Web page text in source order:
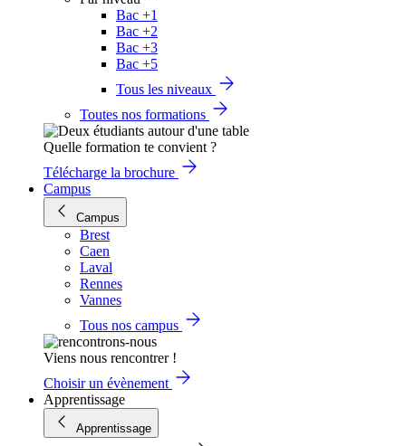
Bac +1
Bac +2
Bac +3
Bac +5
Tous les niveaux
Toutes nos formations
Quelle formation te convient ?
Télécharge la brochure
Campus
Campus
Brest
Caen
Laval
Rennes
Vannes
Tous nos campus
Viens nous rencontrer !
Choisir un évènement
Apprentissage
Apprentissage